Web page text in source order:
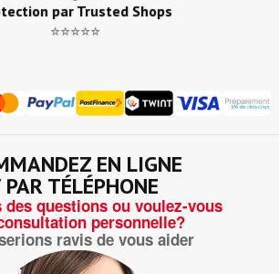
par Trusted Shops
⭐⭐⭐⭐⭐
EN LIGNE
TÉLÉPHONE
des questions ou voulez-vous
personnelle?
ravis de vous aider